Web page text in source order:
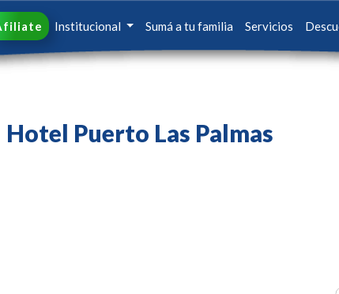
Institucional Sumá a tu familia Servicios
Hotel Puerto Las Palmas